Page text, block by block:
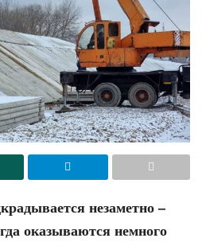
незаметно –
оказываются немного